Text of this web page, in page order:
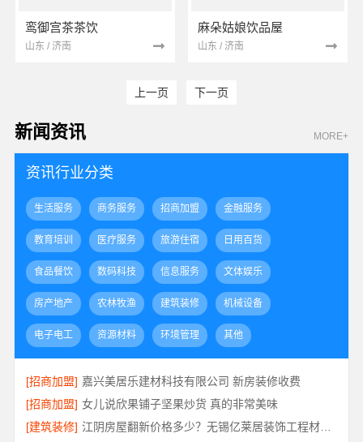
鸾御宫茶茶饮
山东 / 济南
麻朵姑娘饮品屋
山东 / 济南
上一页 下一页
新闻资讯 MORE+
资讯行业分类
生活服务 商务服务 招商加盟 金融服务
教育培训 医疗服务 旅游住宿 日用百货
食品餐饮 数码科技 信息服务 文体娱乐
房产地产 农林牧渔 建筑装修 机械设备
电子电工 资源材料 环境管理 其他
[招商加盟] 嘉兴美居乐建材科技有限公司 新房装修收费
[招商加盟] 女儿说欣果铺子坚果炒货 真的非常美味
[建筑装修]
江阴房屋翻新价格多少？无锡亿莱居装饰工程材料有限公司为您算清